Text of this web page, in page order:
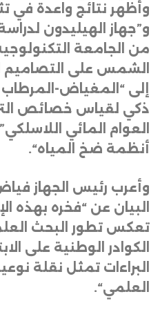
وأظهر نتائج واعدة في
و”جهاز الهيليدون
من الجامعة
الشمس على التصاميم
إلى “المغياض-المرطاب
ذكي لقياس خصائص
العوام المائي
أنظمة ضخ المياه“.
وأعرب رئيس الجهاز
البيان عن “فخره بهذه
تعكس تطور البحث
الكوادر الوطنية على
البراءات تمثل نقلة
العلمي“.